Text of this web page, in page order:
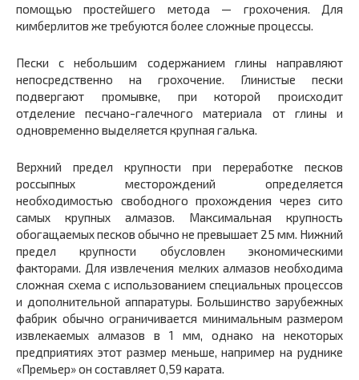
помощью простейшего метода — грохочения. Для
кимберлитов же требуются более сложные процессы.
Пески с небольшим содержанием глины направляют
непосредственно на грохочение. Глинистые пески
подвергают промывке, при которой происходит
отделение песчано-галечного материала от глины и
одновременно выделяется крупная галька.
Верхний предел крупности при переработке песков
россыпных месторождений определяется
необходимостью свободного прохождения через сито
самых крупных алмазов. Максимальная крупность
обогащаемых песков обычно не превышает 25 мм. Нижний
предел крупности обусловлен экономическими
факторами. Для извлечения мелких алмазов необходима
сложная схема с использованием специальных процессов
и дополнительной аппаратуры. Большинство зарубежных
фабрик обычно ограничивается минимальным размером
извлекаемых алмазов в 1 мм, однако на некоторых
предприятиях этот размер меньше, например на руднике
«Премьер» он составляет 0,59 карата.